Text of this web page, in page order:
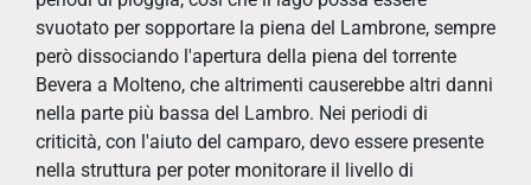
svuotato per sopportare la piena del Lambrone, sempre
però dissociando l'apertura della piena del torrente
Bevera a Molteno, che altrimenti causerebbe altri danni
nella parte più bassa del Lambro. Nei periodi di
criticità, con l'aiuto del camparo, devo essere presente
nella struttura per poter monitorare il livello di